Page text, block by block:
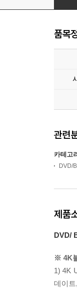
품목
관련
카테고
DVD/
제품
DVD/
※ 4K
1) 4K
데이